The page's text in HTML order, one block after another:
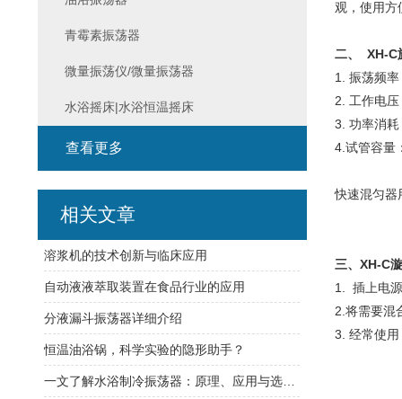
观，使用方
二、 XH-C
1. 振荡频
2. 工作电
3. 功率消耗
4.试管容量
快速混匀器
三、XH-C
1. 插上电
2.将需要混
3. 经常使
青霉素振荡器
微量振荡仪/微量振荡器
水浴摇床|水浴恒温摇床
查看更多
相关文章
溶浆机的技术创新与临床应用
自动液液萃取装置在食品行业的应用
分液漏斗振荡器详细介绍
恒温油浴锅，科学实验的隐形助手？